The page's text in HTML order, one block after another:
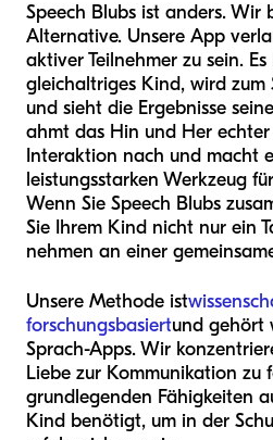
Speech Blubs ist anders. Wir
Alternative. Unsere App
aktiver Teilnehmer zu sein.
gleichaltriges Kind, wird zum
und sieht die Ergebnisse
ahmt das Hin und Her
Interaktion nach und macht
leistungsstarken Werkzeug
Wenn Sie Speech Blubs
Sie Ihrem Kind nicht nur ein
nehmen an einer
Unsere Methode ist
forschungsbasiertund gehört
Sprach-Apps. Wir
Liebe zur Kommunikation zu
grundlegenden Fähigkeiten
Kind benötigt, um in der